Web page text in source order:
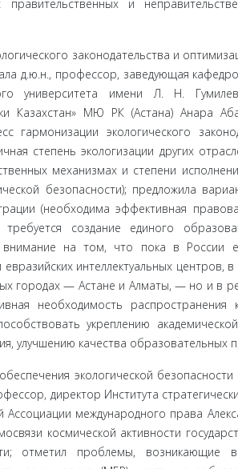
прави­тельственных и
законодательства и
д.ю.н., профессор, заведующая
университета имени Л. Н.
Казахстан» МЮ РК (Астана) Анара
гармонизации экологического
степень экологизации других
механизмах и степени
безопасности); предложила
(необходима эффективная
создание единого
внимание на том, что пока в России
интеллектуальных центров,
городах — Астане и Алматы, — но и в
необходимость распростране­ния
укреплению
улучшению качества образовательных
экологической
директор Института
Ассоциации международного права
космической активности
отметил проблемы, возникающие